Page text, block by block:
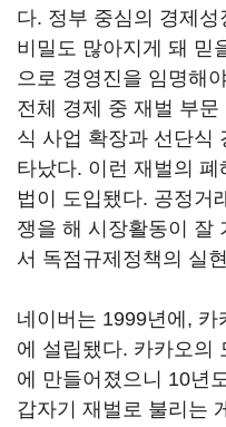
다. 정부 중심의 경제성
비밀도 많아지게 돼 믿
으로 경영진을 임명해
전체 경제 중 재벌 부
식 사업 확장과 선단식
타났다. 이런 재벌의
법이 도입됐다. 공정거
쟁을 해 시장활동이 잘
서 독점규제정책의 실
네이버는 1999년에,
에 설립됐다. 카카오의
에 만들어졌으니 10년
갑자기 재벌로 불리는